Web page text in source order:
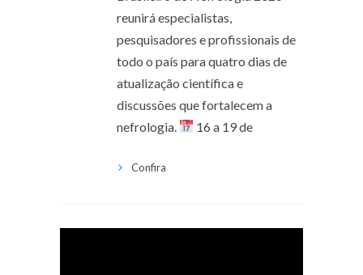
reunirá especialistas,
pesquisadores e profissionais de
todo o país para quatro dias de
atualização científica e
discussões que fortalecem a
nefrologia.
16 a 19 de
Confira